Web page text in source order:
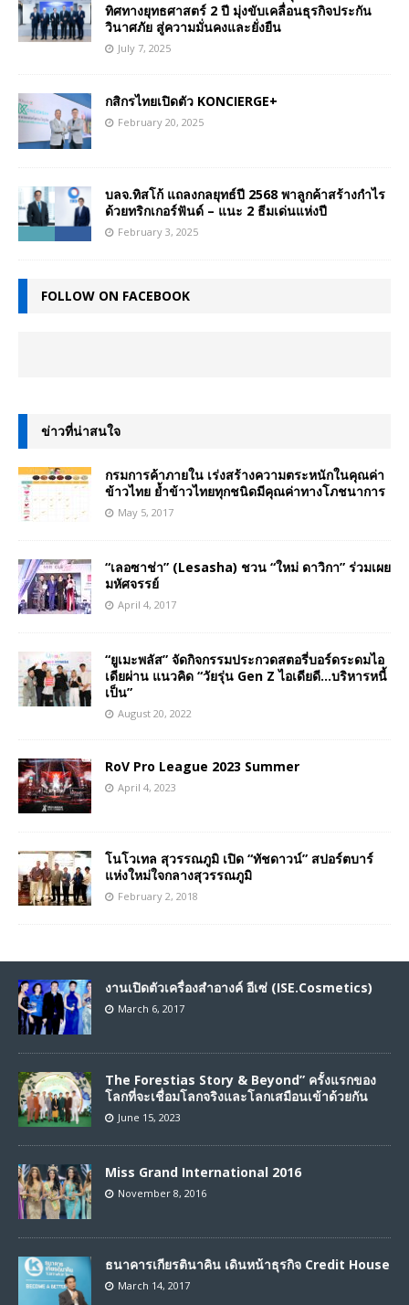
ทิศทางยุทธศาสตร์ 2 ปี มุ่งขับเคลื่อนธุรกิจประกัน
วินาศภัย สู่ความมั่นคงและยั่งยืน
July 7, 2025
กสิกรไทยเปิดตัว KONCIERGE+
February 20, 2025
บลจ.ทิสโก้ แถลงกลยุทธ์ปี 2568 พาลูกค้าสร้างกำไร
ด้วยทริกเกอร์ฟันด์ – แนะ 2 ธีมเด่นแห่งปี
February 3, 2025
FOLLOW ON FACEBOOK
ข่าวที่น่าสนใจ
กรมการค้าภายใน เร่งสร้างความตระหนักในคุณค่า
ข้าวไทย ย้ำข้าวไทยทุกชนิดมีคุณค่าทางโภชนาการ
May 5, 2017
“เลอซาช่า” (Lesasha) ชวน “ใหม่ ดาวิกา” ร่วมเผย
มหัศจรรย์
April 4, 2017
“ยูเมะพลัส” จัดกิจกรรมประกวดสตอรี่บอร์ดระดมไอ
เดียผ่าน แนวคิด “วัยรุ่น Gen Z ไอเดียดี…บริหารหนี้
เป็น”
August 20, 2022
RoV Pro League 2023 Summer
April 4, 2023
โนโวเทล สุวรรณภูมิ เปิด “ทัชดาวน์” สปอร์ตบาร์
แห่งใหม่ใจกลางสุวรรณภูมิ
February 2, 2018
งานเปิดตัวเครื่องสำอางค์ อีเซ่ (ISE.Cosmetics)
March 6, 2017
The Forestias Story & Beyond” ครั้งแรกของ
โลกที่จะเชื่อมโลกจริงและโลกเสมือนเข้าด้วยกัน
June 15, 2023
Miss Grand International 2016
November 8, 2016
ธนาคารเกียรตินาคิน เดินหน้าธุรกิจ Credit House
March 14, 2017